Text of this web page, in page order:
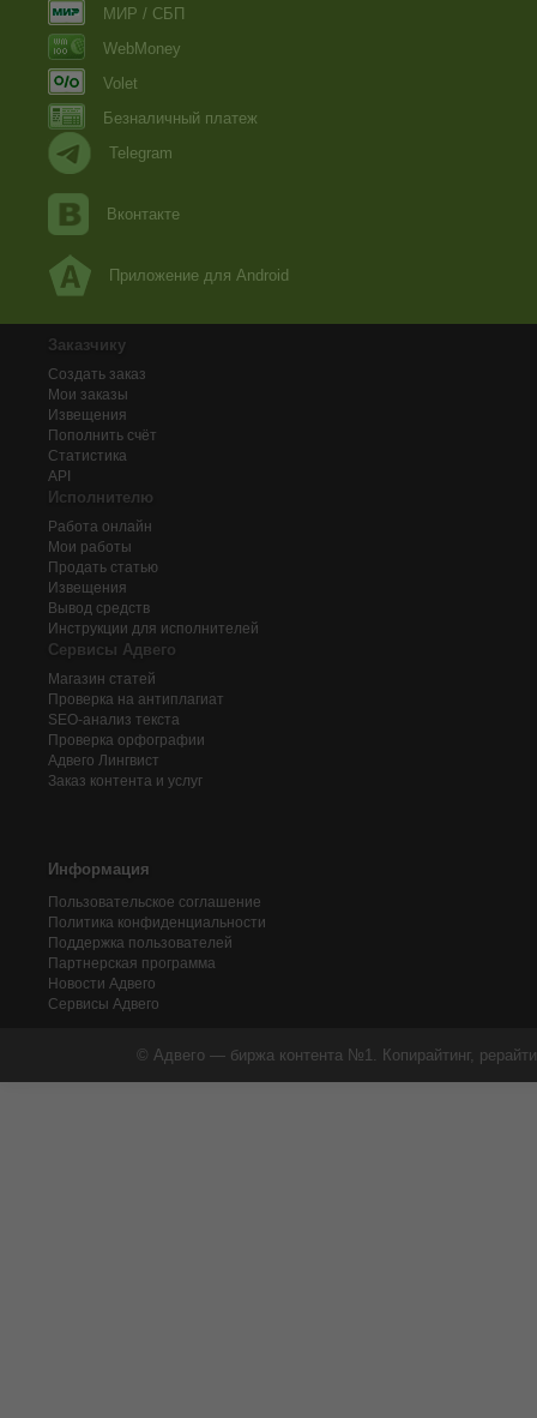
МИР / СБП
WebMoney
Volet
Безналичный платеж
Telegram
Вконтакте
Приложение для Android
Заказчику
Создать заказ
Мои заказы
Извещения
Пополнить счёт
Статистика
API
Исполнителю
Работа онлайн
Мои работы
Продать статью
Извещения
Вывод средств
Инструкции для исполнителей
Сервисы Адвего
Магазин статей
Проверка на антиплагиат
SEO-анализ текста
Проверка орфографии
Адвего Лингвист
Заказ контента и услуг
Информация
Пользовательское соглашение
Политика конфиденциальности
Поддержка пользователей
Партнерская программа
Новости Адвего
Сервисы Адвего
© Адвего — биржа контента №1. Копирайтинг,